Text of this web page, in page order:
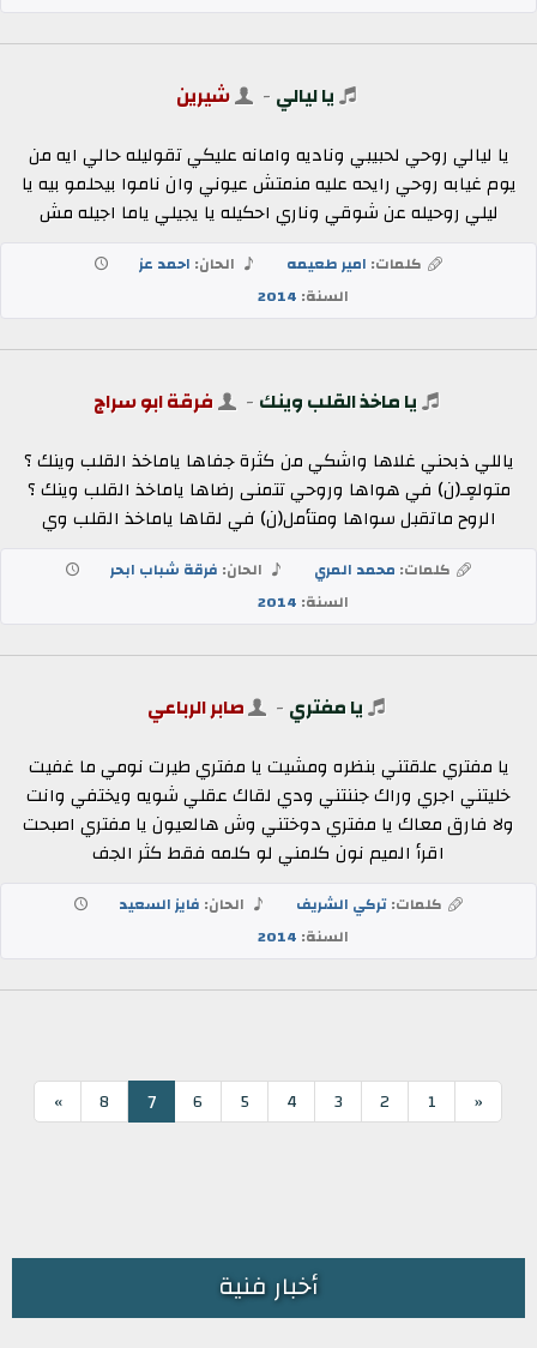
يا ليالي - شيرين
يا ليالي روحي لحبيبي وناديه وامانه عليكي تقوليله حالي ايه من
يوم غيابه روحي رايحه عليه منمتش عيوني وان ناموا بيحلمو بيه يا
ليلي روحيله عن شوقي وناري احكيله يا يجيلي ياما اجيله مش
كلمات: امير طعيمه الحان: احمد عز
السنة: 2014
يا ماخذ القلب وينك - فرقة ابو سراج
ياللي ذبحني غلاها واشكي من كثرة جفاها ياماخذ القلب وينك ؟
متولعٍـ(ن) في هواها وروحي تتمنى رضاها ياماخذ القلب وينك ؟
الروح ماتقبل سواها ومتأمل(ن) في لقاها ياماخذ القلب وي
كلمات: محمد المري الحان: فرقة شباب ابحر
السنة: 2014
يا مفتري - صابر الرباعي
يا مفتري علقتني بنظره ومشيت يا مفتري طيرت نومي ما غفيت
خليتني اجري وراك جننتني ودي لقاك عقلي شويه ويختفي وانت
ولا فارق معاك يا مفتري دوختني وش هالعيون يا مفتري اصبحت
اقرأ الميم نون كلمني لو كلمه فقط كثر الجف
كلمات:تركي الشريف الحان: فايز السعيد
السنة: 2014
«
1
2
3
4
5
6
7
8
»
أخبار فنية